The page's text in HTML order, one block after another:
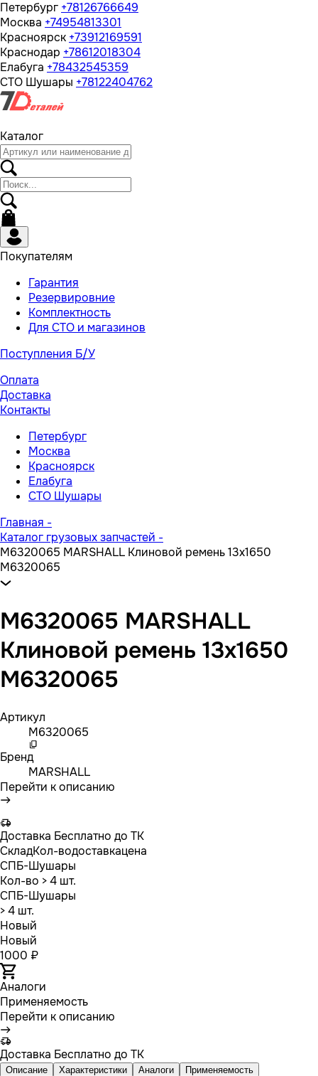
Петербург +78126766649
Москва +74954813301
Красноярск +73912169591
Краснодар +78612018304
Елабуга +78432545359
СТО Шушары +78122404762
Каталог
Покупателям
Гарантия
Резервировние
Комплектность
Для СТО и магазинов
Поступления Б/У
Оплата
Доставка
Контакты
Петербург
Москва
Красноярск
Елабуга
СТО Шушары
Главная -
Каталог грузовых запчастей -
M6320065 MARSHALL Клиновой ремень 13x1650
M6320065
M6320065 MARSHALL
Клиновой ремень 13x1650
M6320065
Артикул
M6320065
Бренд
MARSHALL
Перейти к описанию
Доставка Бесплатно до ТК
СкладКол-водоставкацена
СПБ-Шушары
Кол-во > 4 шт.
СПБ-Шушары
> 4 шт.
Новый
Новый
1000 ₽
Аналоги
Применяемость
Перейти к описанию
Доставка Бесплатно до ТК
Описание Характеристики Аналоги Применяемость